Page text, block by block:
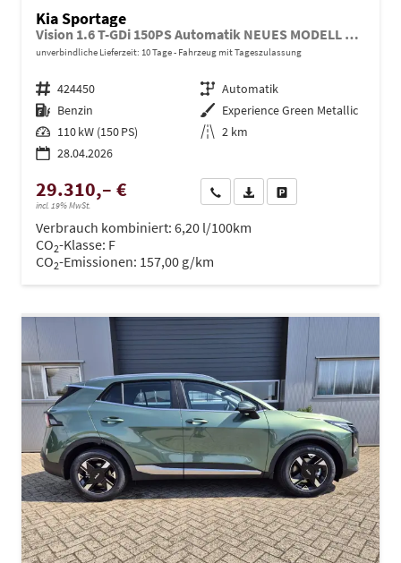
Kia Sportage
Vision 1.6 T-GDi 150PS Automatik NEUES MODELL MY26 FACELIFT Sitzheizung Lenkradheizung Klimaautomatik Navi Bluetooth Touchscreen Apple CarPlay Android Auto PDC v+h 17"LM Rückf.Kamera ACC 2x Keyless
unverbindliche Lieferzeit: 10 Tage Fahrzeug mit Tageszulassung
Fahrzeugnr. 424450 Getriebe Automatik
Kraftstoff Benzin Außenfarbe Experience Green Metallic
Leistung 110 kW (150 PS) Kilometerstand 2 km
28.04.2026
29.310,– €
incl. 19% MwSt.
Wir rufen Sie anPDF-Datei, Fahrzeugexposé
Verbrauch kombiniert: 6,20 l/100km
CO2-Klasse: F
CO2-Emissionen: 157,00 g/km